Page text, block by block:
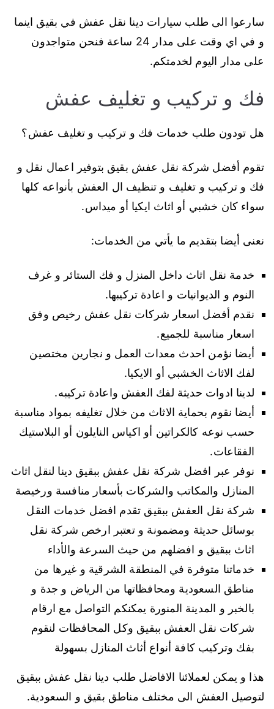
سارعوا الى طلب سيارات دينا نقل عفش في بقيق اينما
و في اي وقت على مدار 24 ساعة فنحن متواجدون
على مدار اليوم لخدمتكم.
فك و تركيب و تغليف عفش
هل تودون طلب خدمات فك و تركيب و تغليف عفش؟
تقوم أفضل شركة نقل عفش بقيق بتوفير اعمال نقل و
فك و تركيب و تغليف و تنظيف ال العفش بأنواعه كلها
سواء كان خشبي أو اثاث ايكيا أو ميداس.
نعنى أيضا بتقديم ما يأتي من الخدمات:
خدمة نقل اثاث داخل المنزل و فك الستائر و غرف
النوم و الديوانيات و اعادة تركيبها.
نقدم أفضل اسعار شركات نقل عفش رخيص وفق
اسعار مناسبة للجميع.
أيضا نؤمن احدث معدات العمل و نجارين مختصين
لفك الاثاث الخشبي أو الايكيا.
لدينا ادوات حديثة لفك العفش واعادة تركيبه.
أيضا نقوم بحماية الاثاث من خلال تغليفه بمواد مناسبة
حسب نوعه كالكراتين أو اكياس النايلون أو البلاستيك
الفقاعات.
نوفر عبر افضل شركة نقل عفش ببقيق دينا لنقل اثاث
المنازل والمكاتب والشركات بأسعار منافسة ورخيصة
شركة نقل العفش ببقيق تقدم افضل خدمات النقل
بوسائل حديثة ومضمونة و تعتبر ارخص شركة نقل
اثاث ببقيق و افضلهم من حيث السرعة والأداء
خدماتنا متوفرة في المنطقة الشرقية و غيرها من
مناطق السعودية ومحافظاتها من الرياض و جدة و
بالخبر و المدينة المنورة يمكنكم التواصل مع ارقام
شركات نقل العفش ببقيق وكل المحافظات لنقوم
بفك وتركيب كافة أنواع أثاث المنازل بسهولة
هذا و يمكن لعملائنا الافاضل طلب دينا نقل عفش ببقيق
لتوصيل العفش الى مختلف مناطق بقيق و السعودية.